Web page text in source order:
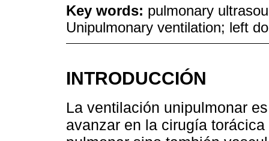
Key words: pulmonary
Unipulmonary ventilation; left
INTRODUCCIÓN
La ventilación unipulmonar
avanzar en la cirugía